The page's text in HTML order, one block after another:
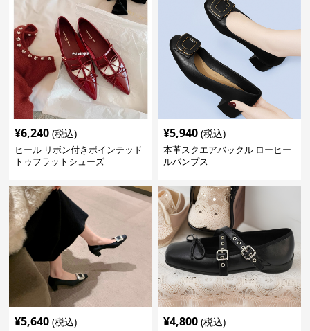
¥6,240 (税込)
ヒール リボン付きポインテッド
トゥフラットシューズ
¥5,940 (税込)
本革スクエアバックル ローヒー
ルパンプス
¥5,640 (税込) ¥4,800 (税込)